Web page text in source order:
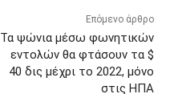
Επόμενο άρθρο
Τα ψώνια μέσω φωνητικών
εντολών θα φτάσουν τα $
40 δις μέχρι το 2022, μόνο
στις ΗΠΑ